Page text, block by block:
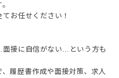
お任せください！
接に自信がない…という方も
履歴書作成や面接対策、求人